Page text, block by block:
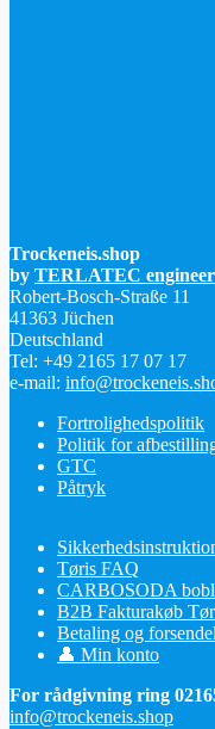
Trockeneis.shop
by TERLATEC
Robert-Bosch-Straße 11
41363 Jüchen
Deutschland
Tel: +49 2165 17 07 17
e-mail:
Fortrolighedspolitik
Politik for
GTC
Påtryk
Tøris FAQ
CARBOSODA
B2B Fakturakøb
Betaling og
👤 Min konto
For rådgivning ring
info@trockeneis.shop